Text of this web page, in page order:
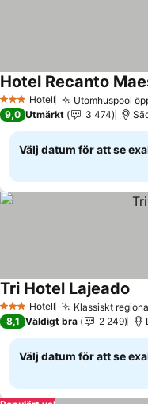
3 StjärnorHotell Utomhuspool
Hotel Recanto
9,0 Utmärkt 3 474
Välj datum för att se
3 StjärnorHotell Klassiskt
Tri Hotel Lajeado
8,1 Väldigt bra 2 249
Välj datum för att se